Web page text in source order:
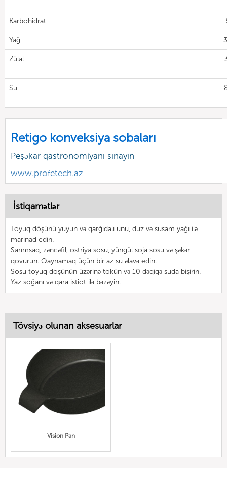
Karbohidrat
Yağ
Zülal
Su
Retigo konveksiya sobaları
Peşəkar qastronomiyanı sınayın
www.profetech.az
İstiqamətlər
Toyuq döşünü yuyun və qarğıdalı unu, duz və susam yağı ilə
marinad edin.
Sarımsaq, zəncəfil, ostriya sosu, yüngül soja sosu və şəkər
qovurun. Qaynamaq üçün bir az su əlavə edin.
Sosu toyuq döşünün üzərinə tökün və 10 dəqiqə suda bişirin.
Yaz soğanı və qara istiot ilə bəzəyin.
Tövsiyə olunan aksesuarlar
Vision Pan